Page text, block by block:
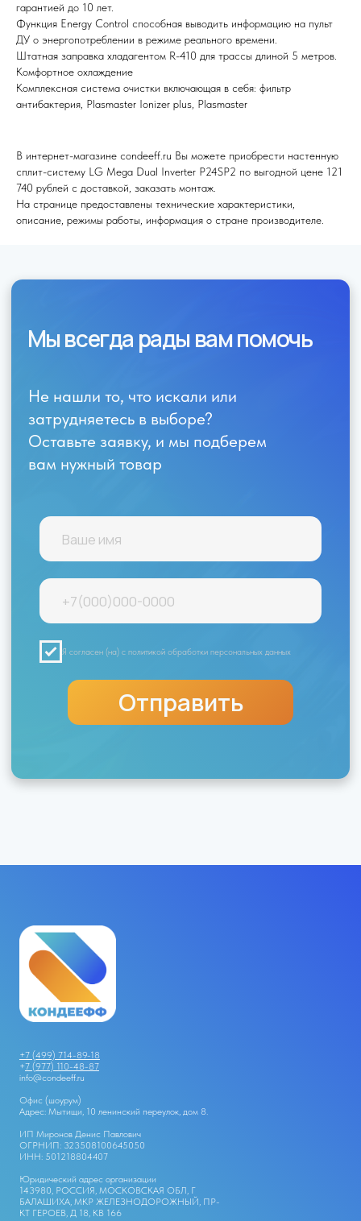
гарантией до 10 лет.
Функция Energy Control способная выводить информацию на пульт
ДУ о энергопотреблении в режиме реального времени.
Штатная заправка хладагентом R-410 для трассы длиной 5 метров.
Комфортное охлаждение
Комплексная система очистки включающая в себя: фильтр
антибактерия, Plasmaster Ionizer plus, Plasmaster
В интернет-магазине condeeff.ru Вы можете приобрести настенную
сплит-систему LG Mega Dual Inverter P24SP2 по выгодной цене 121
740 рублей с доставкой, заказать монтаж.
На странице предоставлены технические характеристики,
описание, режимы работы, информация о стране производителе.
Я согласен (на) с политикой обработки персональных данных
Отправить
Не нашли то, что искали или
затрудняетесь в выборе?
Оставьте заявку, и мы подберем
вам нужный товар
+7 (499) 714-89-18
+7 (977) 110-48-87
info@condeeff.ru
Офис (шоурум)
Адрес: Мытищи, 10 ленинский переулок, дом 8.
ИП Миронов Денис Павлович
ОГРНИП: 323508100645050
ИНН: 501218804407
Юридический адрес организации
143980, РОССИЯ, МОСКОВСКАЯ ОБЛ, Г
БАЛАШИХА, МКР ЖЕЛЕЗНОДОРОЖНЫЙ, ПР-
КТ ГЕРОЕВ, Д 18, КВ 166